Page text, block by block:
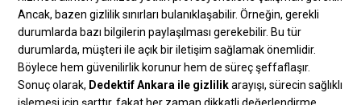
Ancak, bazen gizlilik sınırları bulanıklaşabilir. Örneğin, gerekli
durumlarda bazı bilgilerin paylaşılması gerekebilir. Bu tür
durumlarda, müşteri ile açık bir iletişim sağlamak önemlidir.
Böylece hem güvenilirlik korunur hem de süreç şeffaflaşır.
Sonuç olarak, Dedektif Ankara ile gizlilikarayışı, sürecin sağlıklı